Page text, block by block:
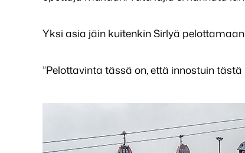
Yksi asia jäin kuitenkin Sirlyä
”Pelottavinta tässä on, että innostuin